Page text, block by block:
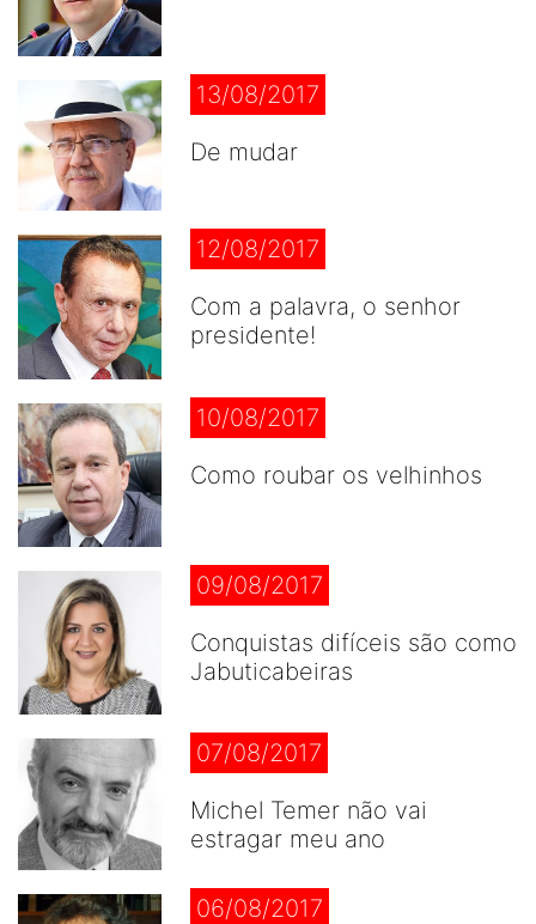
13/08/2017
De mudar
12/08/2017
Com a palavra, o senhor
presidente!
10/08/2017
Como roubar os velhinhos
09/08/2017
Conquistas difíceis são como
Jabuticabeiras
07/08/2017
Michel Temer não vai
estragar meu ano
06/08/2017